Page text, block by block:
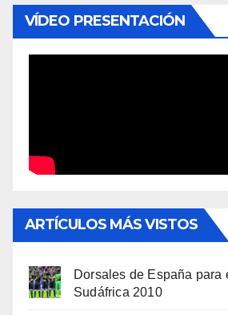
VÍDEO PRESENTACIÓN
ARTÍCULOS MÁS VISTOS
Dorsales de España para
Sudáfrica 2010